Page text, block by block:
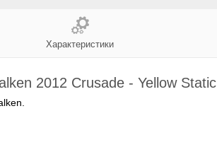
Характеристики
2012 Crusade - Yellow Static